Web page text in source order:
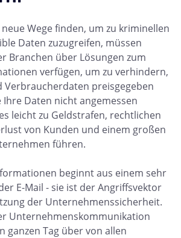
Wege finden, um zu kriminellen
Daten zuzugreifen, müssen
Branchen über Lösungen zum
verfügen, um zu verhindern,
Verbraucherdaten preisgegeben
Ihre Daten nicht angemessen
leicht zu Geldstrafen, rechtlichen
von Kunden und einem großen
führen.
beginnt aus einem sehr
E-Mail - sie ist der Angriffsvektor
der Unternehmenssicherheit.
Unternehmenskommunikation
ganzen Tag über von allen